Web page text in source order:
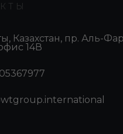
Казахстан, пр. Аль-
14В